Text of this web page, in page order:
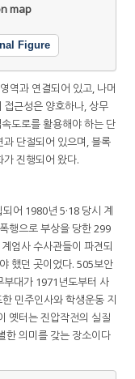
map
Figure
역과 연결되어 있고, 나머
근성은 양호하나, 상무
도로를 활용해야 하는 단
단절되어 있으며, 블록
진행되어 왔다.
어 1980년 5·18 당시 계
행으로 부상을 당한 299
엄사 수사관들이 파견되
했던 곳이었다. 505보안
부대가 1971년도부터 사
민주인사와 학생운동 지
옛터는 진압작전의 실질
한 의미를 갖는 장소이다